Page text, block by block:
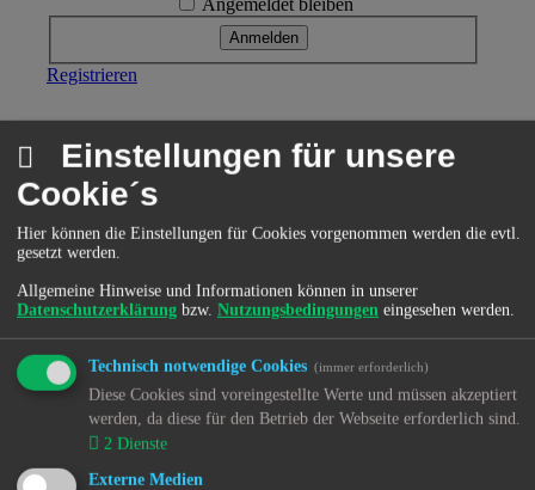
Angemeldet bleiben
Registrieren
Menü
Home
Kjh-mov(e)-Treff
Knuffel
Kjh-mov(e)-Artikel
Einstellungen für unsere
Cookie´s
Hier können die Einstellungen für Cookies vorgenommen werden die evtl.
gesetzt werden.
Allgemeine Hinweise und Informationen können in unserer
Datenschutzerklärung bzw. Nutzungsbedingungen eingesehen werden.
Technisch notwendige Cookies (immer erforderlich)
Diese Cookies sind voreingestellte Werte und müssen akzeptiert
werden, da diese für den Betrieb der Webseite erforderlich sind.
2 Dienste
Externe Medien